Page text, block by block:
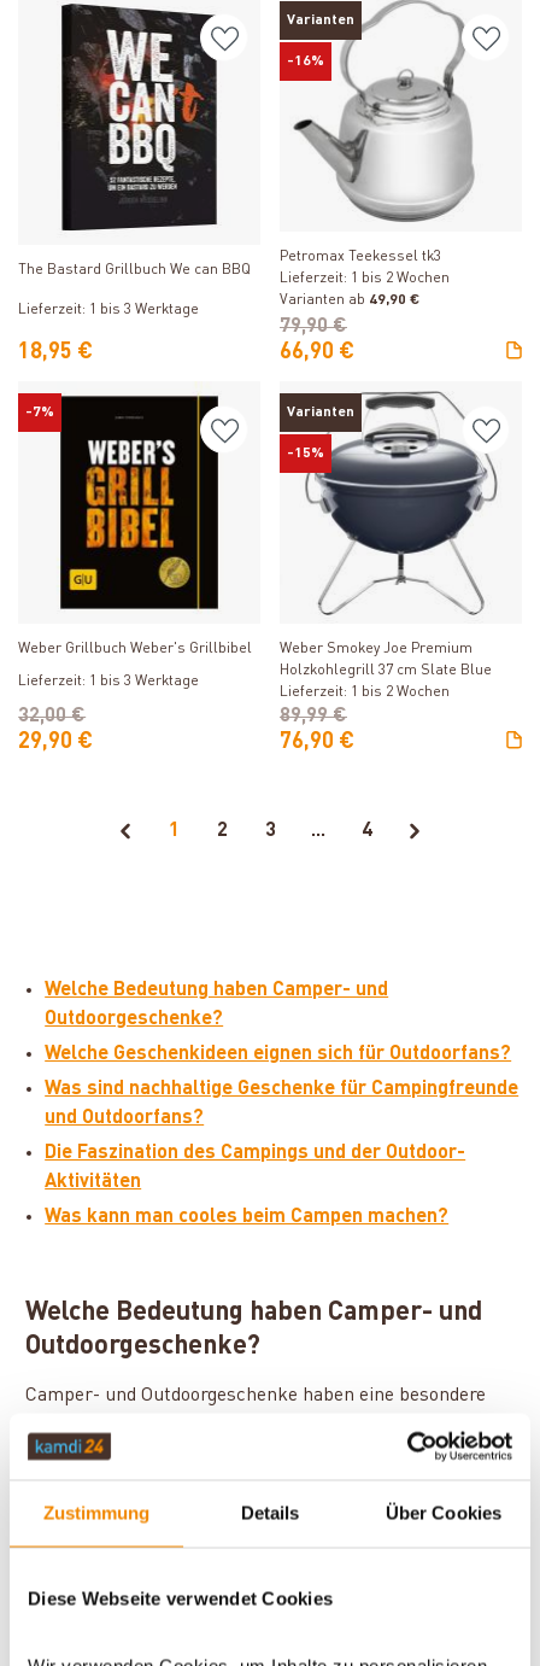
Zustimmung Details Über Cookies
Diese Webseite verwendet Cookies
Produkt ansehen
The Bastard Grillbuch We can BBQ
Lieferzeit: 1 bis 3 Werktage
18,95 €
Varianten
-16%
Produkt ansehen
Petromax Teekessel tk3
Lieferzeit: 1 bis 2 Wochen
Varianten ab 49,90 €
66,90 €
79,90 €
-7%
Produkt ansehen
Weber Grillbuch Weber's Grillbibel
Lieferzeit: 1 bis 3 Werktage
29,90 €
32,00 €
Varianten
-15%
Produkt ansehen
Weber Smokey Joe Premium
Holzkohlegrill 37 cm Slate Blue
Lieferzeit: 1 bis 2 Wochen
76,90 €
89,99 €
1 2 3 ... 4
Welche Bedeutung haben Camper- und
Outdoorgeschenke?
Welche Geschenkideen eignen sich für Outdoorfans?
Was sind nachhaltige Geschenke für Campingfreunde
und Outdoorfans?
Die Faszination des Campings und der Outdoor-
Aktivitäten
Was kann man cooles beim Campen machen?
Welche Bedeutung haben Camper- und
Outdoorgeschenke?
Camper- und Outdoorgeschenke haben eine besondere
verbringen. Sie sind nicht nur praktisch, sondern auch
den viele Outdoor-Enthusiasten in sich tragen. Diese
genießen.